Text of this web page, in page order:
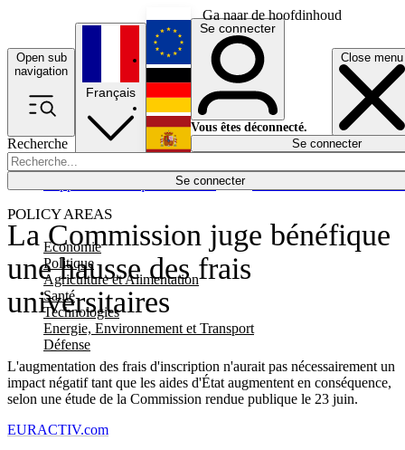
Ga naar de hoofdinhoud
Open sub
navigation
Close menu
Recherche
Se connecter
POLICY AREAS
Economie
Politique
Agriculture et Alimentation
Santé
Technologies
Energie, Environnement et Transport
Défense
Économie
Français
English
Deutsch
Español
Se connecter
Vous êtes déconnecté.
Se connecter
La Commission juge bénéfique
une hausse des frais
universitaires
L'augmentation des frais d'inscription n'aurait pas nécessairement un
impact négatif tant que les aides d'État augmentent en conséquence,
selon une étude de la Commission rendue publique le 23 juin.
EURACTIV.com